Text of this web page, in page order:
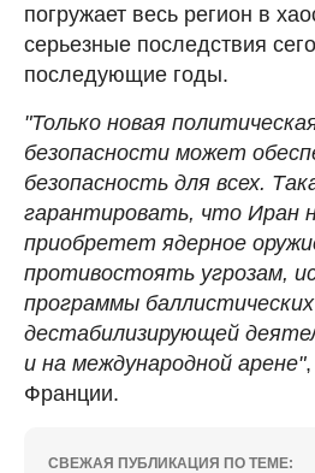
погружает весь регион в
серьезные последствия
последующие годы.
"Только новая
безопасности может
безопасность для всех.
гарантировать, что Иран
приобретет ядерное
противостоять угрозам,
программы
дестабилизирующей
и на международной арене"
Франции.
СВЕЖАЯ ПУБЛИКАЦИЯ ПО ТЕМЕ: